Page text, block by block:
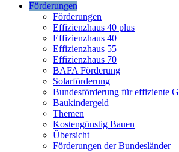
Förderungen
Förderungen
Effizienzhaus 40 plus
Effizienzhaus 40
Effizienzhaus 55
Effizienzhaus 70
BAFA Förderung
Solarförderung
Bundesförderung für effiziente
Baukindergeld
Themen
Kostengünstig Bauen
Übersicht
Förderungen der Bundesländer